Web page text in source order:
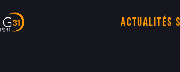
Actualités